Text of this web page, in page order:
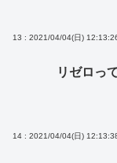
13 : 2021/04/04(日)
リゼロっ
14 : 2021/04/04(日)